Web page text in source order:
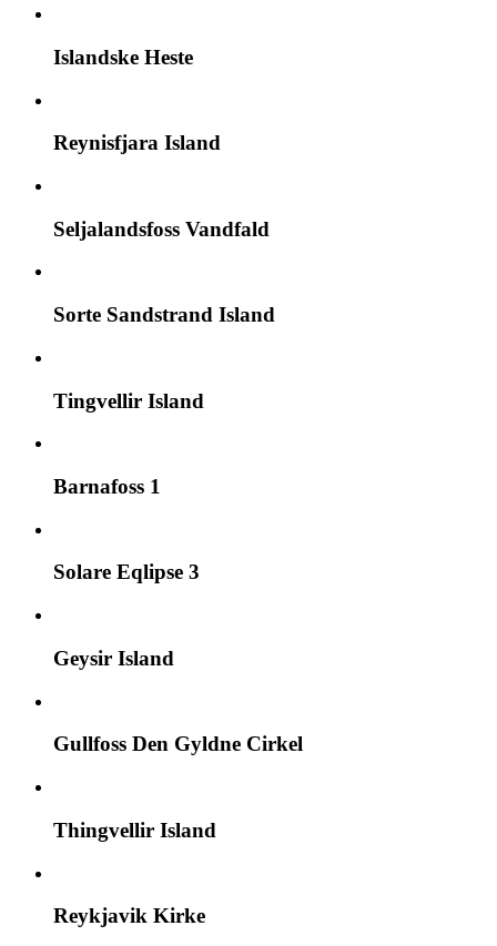
Islandske Heste
Reynisfjara Island
Seljalandsfoss Vandfald
Sorte Sandstrand Island
Tingvellir Island
Barnafoss 1
Solare Eqlipse 3
Geysir Island
Gullfoss Den Gyldne Cirkel
Thingvellir Island
Reykjavik Kirke